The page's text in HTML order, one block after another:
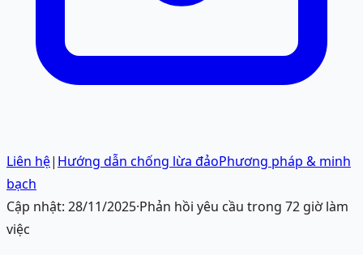
Liên hệ| Hướng dẫn chống lừa đảoPhương pháp & minh
bạch
Cập nhật: 28/11/2025·Phản hồi yêu cầu trong 72 giờ làm
việc